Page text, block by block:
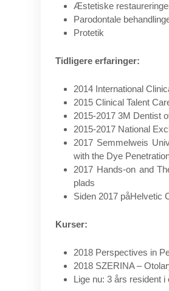
Æstetiske
Parodontale
Protetik
Tidligere erfaringer:
2014 International
2015 Clinical Talent
2015-2017 3M Dentist
2015-2017 National
2017 Semmelweis
with the Dye
2017 Hands-on and
plads
Siden 2017 påHelvetic
Kurser:
2018 Perspectives in
2018 SZERINA –
Lige nu: 3 års resident